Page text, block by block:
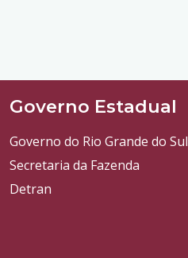
Governo Estadual
Governo do Rio Grande do Sul
Secretaria da Fazenda
Detran